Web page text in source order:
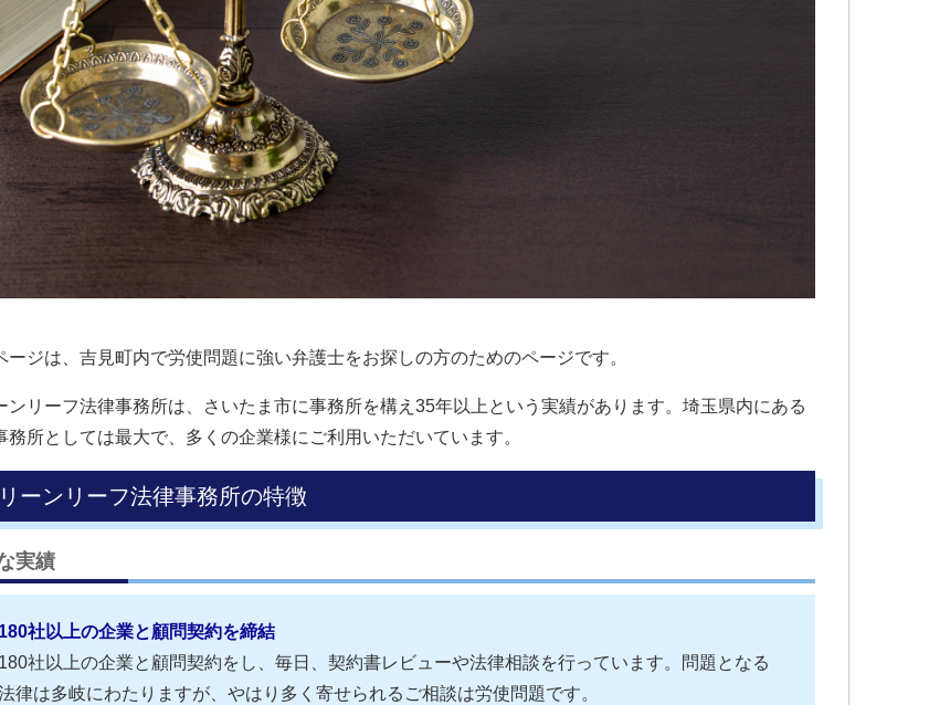
ージは、吉見町内で労使問題に強い弁護士をお探しの方のためのページです。
ンリーフ法律事務所は、さいたま市に事務所を構え35年以上という実績があります。埼玉県内にある
務所としては最大で、多くの企業様にご利用いただいています。
ーンリーフ法律事務所の特徴
実績
180社以上の企業と顧問契約を締結
180社以上の企業と顧問契約をし、毎日、契約書レビューや法律相談を行っています。問題となる
律は多岐にわたりますが、やはり多く寄せられるご相談は労使問題です。